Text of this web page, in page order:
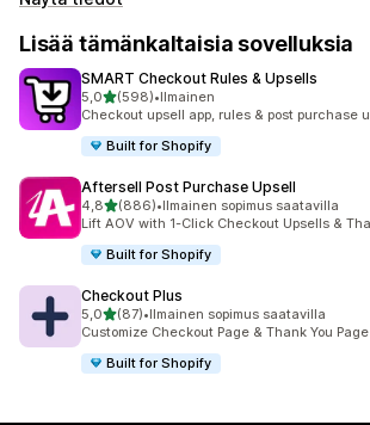
Lisää tämänkaltaisia sovelluksia
SMART Checkout Rules & Upsells
5,0/ 5 tähteä
(598)
598 arvostelua yhteensä
•Ilmainen
Checkout upsell app, rules & post purchase
Built for Shopify
Aftersell Post Purchase Upsell
4,8/ 5 tähteä
(886)
886 arvostelua yhteensä
•Ilmainen sopimus saatavilla
Lift AOV with 1-Click Checkout Upsells &
Built for Shopify
Checkout Plus
5,0/ 5 tähteä
(87)
87 arvostelua yhteensä
•Ilmainen sopimus saatavilla
Customize Checkout Page & Thank You
Built for Shopify